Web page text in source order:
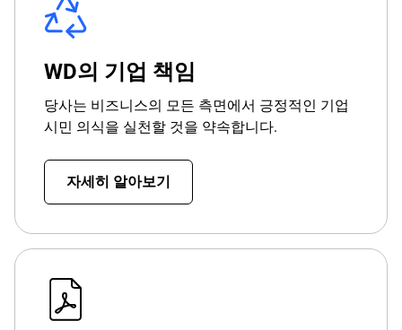
WD의 기업 책임
당사는 비즈니스의 모든 측면에서 긍정적인 기업
시민 의식을 실천할 것을 약속합니다.
자세히 알아보기